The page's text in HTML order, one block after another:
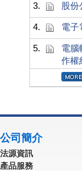
3. 股份
4. 電子
5.
電腦
作權
公司簡介
法源資訊
產品服務